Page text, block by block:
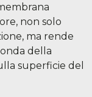
non solo
ma rende
della
superficie del